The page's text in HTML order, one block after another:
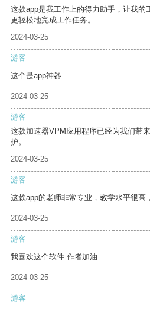
这款app是我工作上的得力助手，让我的
更轻松地完成工作任务。
2024-03-25
游客
这个是app神器
2024-03-25
游客
这款加速器VPM应用程序已经为我们带
护。
2024-03-25
游客
这款app的老师非常专业，教学水平很高
2024-03-25
游客
我喜欢这个软件 作者加油
2024-03-25
游客